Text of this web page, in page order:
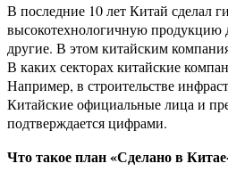
В последние 10 лет Китай сделал
высокотехнологичную продукцию
другие. В этом китайским
В каких секторах китайские
Например, в строительстве
Китайские официальные лица и
подтверждается цифрами.
Что такое план «Сделано в